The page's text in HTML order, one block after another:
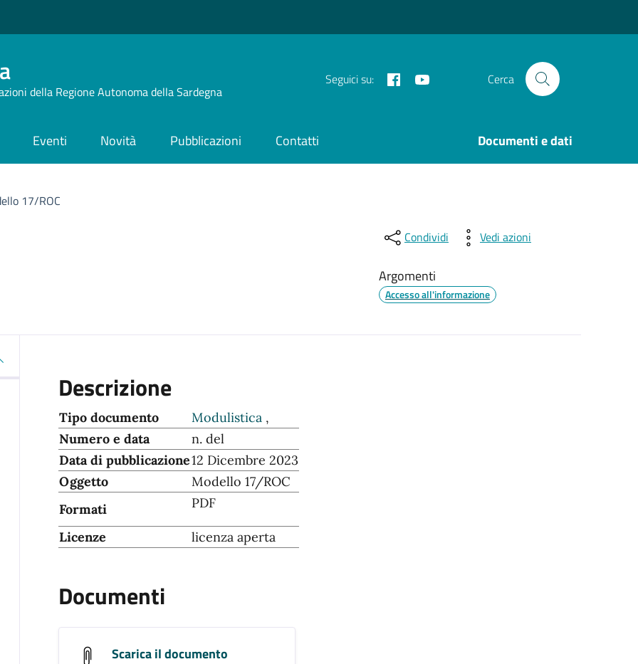
della Regione Autonoma della Sardegna
Seguici su: Facebook Cerca
Eventi Novità Pubblicazioni Contatti Documenti e dati
17/ROC
Condividi Vedi azioni
Argomenti
Accesso all'informazione
Descrizione
Tipo documento Modulistica ,
Numero e data
n. del
Data di pubblicazione12 Dicembre 2023
Oggetto
Modello 17/ROC
Formati
PDF
Licenze licenza aperta
Documenti
Scarica il documento